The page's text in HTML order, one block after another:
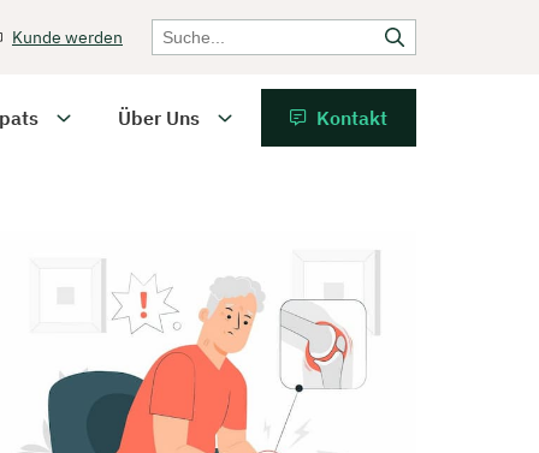
Kunde werden
Über Uns Kontakt